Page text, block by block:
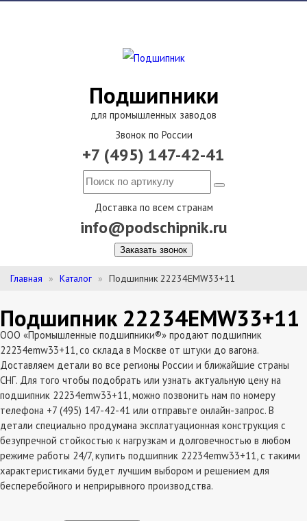
Подшипники
для промышленных заводов
Звонок по России
+7 (495) 147-42-41
Доставка по всем странам
info@podschipnik.ru
Заказать звонок
Главная Каталог Подшипник 22234EMW33+11
Подшипник 22234EMW33+11
ООО «Промышленные подшипники®» продают подшипник
22234emw33+11, со склада в Москве от штуки до вагона.
Доставляем детали во все регионы России и ближайшие страны
СНГ. Для того чтобы подобрать или узнать актуальную цену на
подшипник 22234emw33+11, можно позвонить нам по номеру
телефона +7 (495) 147-42-41 или отправьте онлайн-запрос. В
детали специально продумана эксплатуационная конструкция с
безупречной стойкостью к нагрузкам и долговечностью в любом
режиме работы 24/7, купить подшипник 22234emw33+11, с такими
характеристиками будет лучшим выбором и решением для
бесперебойного и неприрывного производства.